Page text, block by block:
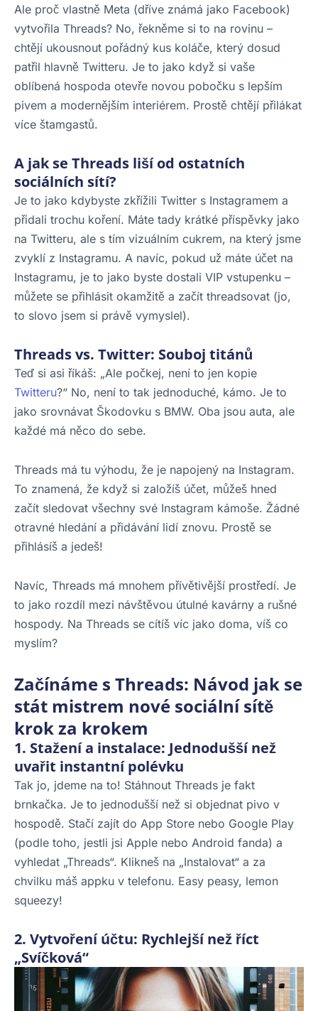
Ale proč vlastně Meta (dříve známá jako Facebook)
vytvořila Threads? No, řekněme si to na rovinu –
chtějí ukousnout pořádný kus koláče, který dosud
patřil hlavně Twitteru. Je to jako když si vaše
oblíbená hospoda otevře novou pobočku s lepším
pivem a modernějším interiérem. Prostě chtějí přilákat
více štamgastů.
A jak se Threads liší od ostatních
sociálních sítí?
Je to jako kdybyste zkřížili Twitter s Instagramem a
přidali trochu koření. Máte tady krátké příspěvky jako
na Twitteru, ale s tím vizuálním cukrem, na který jsme
zvyklí z Instagramu. A navíc, pokud už máte účet na
Instagramu, je to jako byste dostali VIP vstupenku –
můžete se přihlásit okamžitě a začít threadsovat (jo,
to slovo jsem si právě vymyslel).
Threads vs. Twitter: Souboj titánů
Teď si asi říkáš: „Ale počkej, není to jen kopie
Twitteru?“ No, není to tak jednoduché, kámo. Je to
jako srovnávat Škodovku s BMW. Oba jsou auta, ale
každé má něco do sebe.
Threads má tu výhodu, že je napojený na Instagram.
To znamená, že když si založíš účet, můžeš hned
začít sledovat všechny své Instagram kámoše. Žádné
otravné hledání a přidávání lidí znovu. Prostě se
přihlásíš a jedeš!
Navíc, Threads má mnohem přívětivější prostředí. Je
to jako rozdíl mezi návštěvou útulné kavárny a rušné
hospody. Na Threads se cítíš víc jako doma, víš co
myslím?
Začínáme s Threads: Návod jak se
stát mistrem nové sociální sítě
krok za krokem
1. Stažení a instalace: Jednodušší než
uvařit instantní polévku
Tak jo, jdeme na to! Stáhnout Threads je fakt
brnkačka. Je to jednodušší než si objednat pivo v
hospodě. Stačí zajít do App Store nebo Google Play
(podle toho, jestli jsi Apple nebo Android fanda) a
vyhledat „Threads“. Klikneš na „Instalovat“ a za
chvilku máš appku v telefonu. Easy peasy, lemon
squeezy!
2. Vytvoření účtu: Rychlejší než říct
„Svíčková“